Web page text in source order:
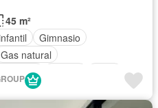
45 m²
Gimnasio
Gas natural
privada